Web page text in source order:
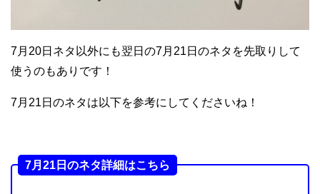
7月20日ネタ以外にも翌日の7月21日のネタを先取りして
使うのもありです！
7月21日のネタは以下を参考にしてくださいね！
7月21日のネタ詳細はこちら